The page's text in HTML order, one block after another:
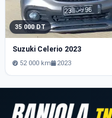
35 000 DT
Suzuki Celerio 2023
52 000 km 2023